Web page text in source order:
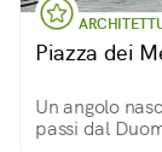
Piazza dei
Un angolo
passi dal